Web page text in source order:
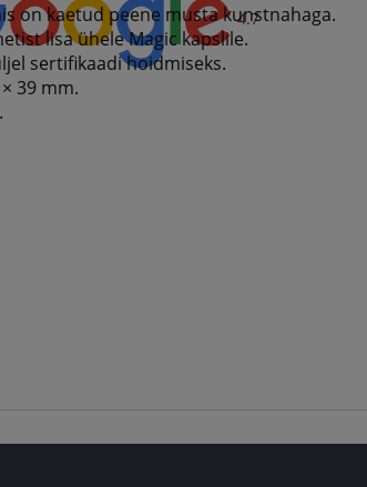
4.7
on kaetud peene musta kunstnahaga.
lisa ühele Magic kapslile.
sertifikaadi hoidmiseks.
39 mm.